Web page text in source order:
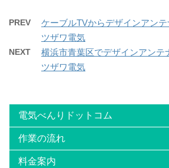
PREV
ケーブルTVからデザインアン
ツザワ電気
NEXT
横浜市青葉区でデザインアンテ
ツザワ電気
電気べんりドットコム
作業の流れ
料金案内